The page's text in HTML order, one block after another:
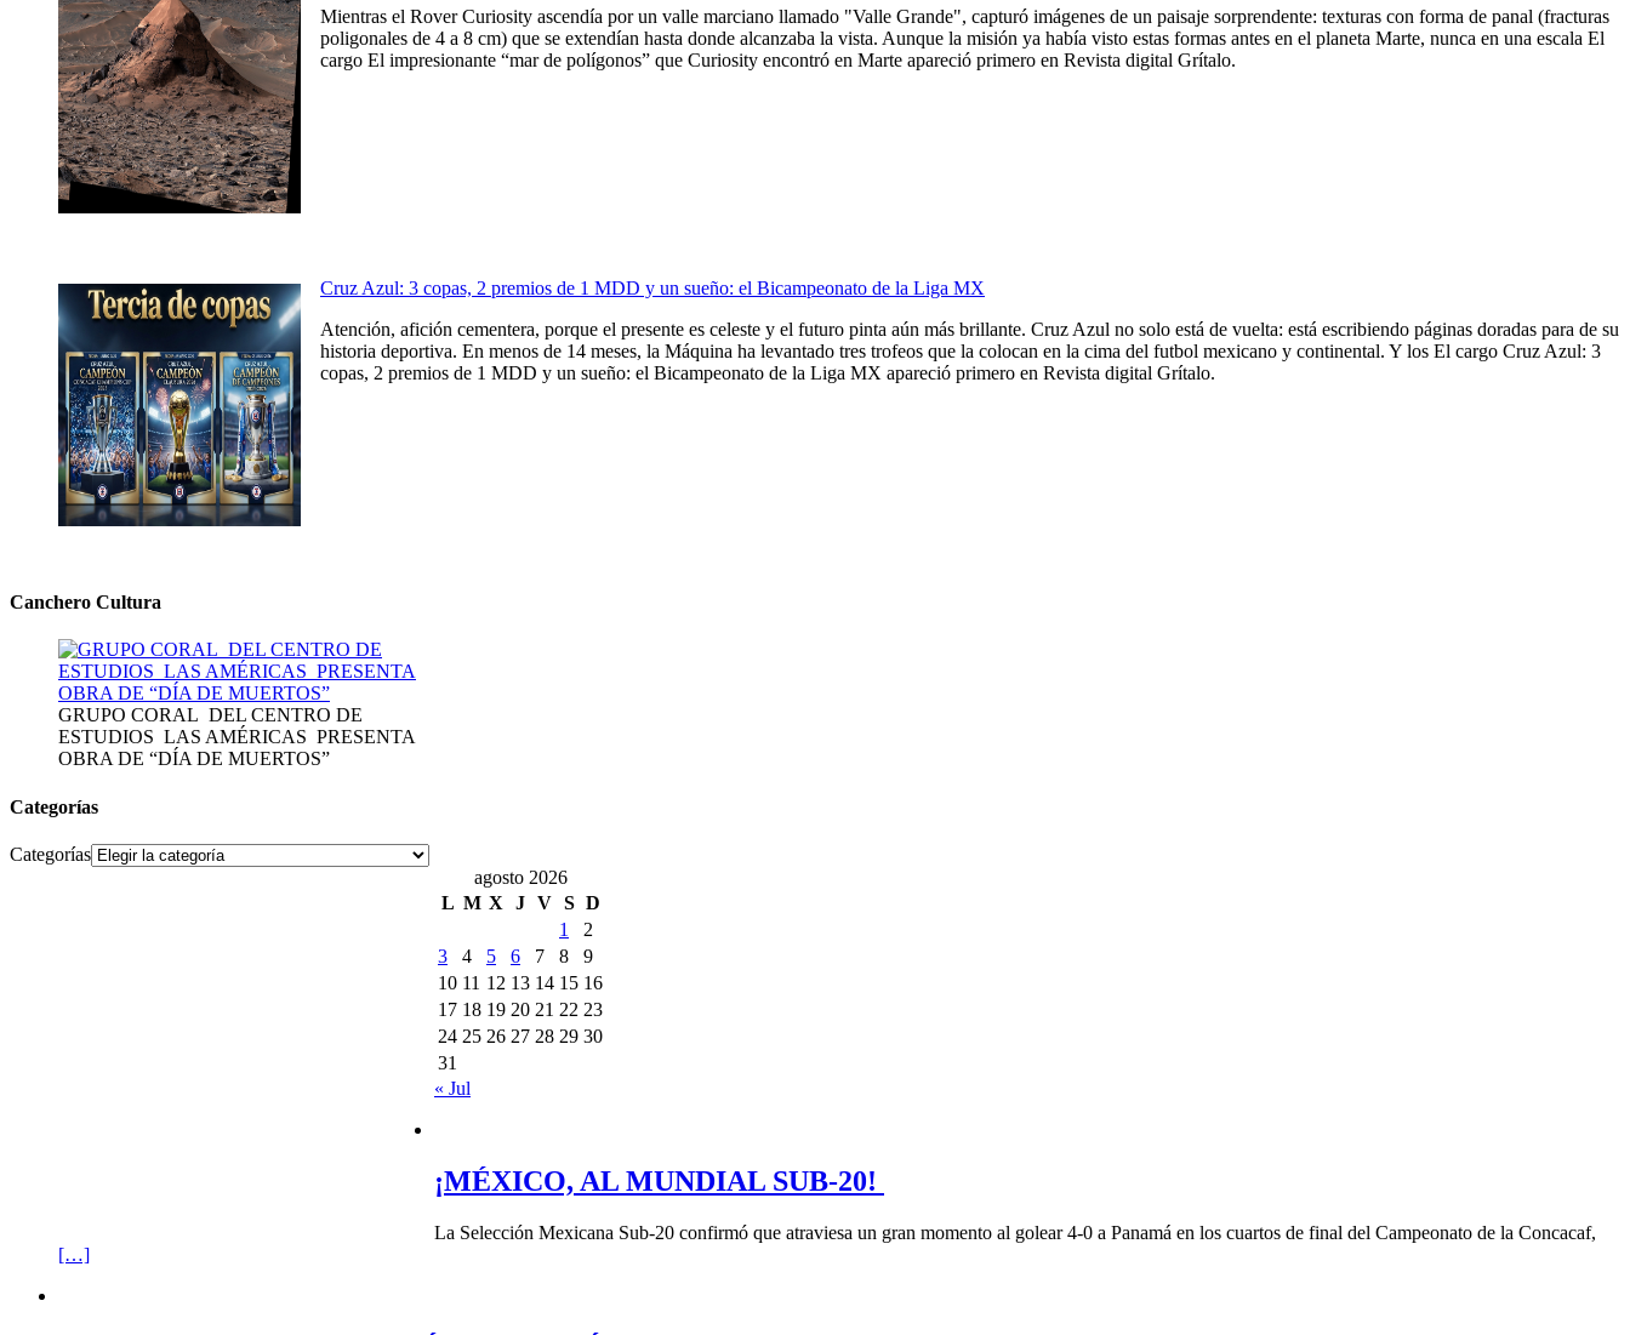
Mientras el Rover Curiosity ascendía por un valle marciano llamado "Valle Grande", capturó imágenes de un paisaje sorprendente: texturas con forma de panal (fracturas
poligonales de 4 a 8 cm) que se extendían hasta donde alcanzaba la vista. Aunque la misión ya había visto estas formas antes en el planeta Marte, nunca en una escala El
cargo El impresionante “mar de polígonos” que Curiosity encontró en Marte apareció primero en Revista digital Grítalo.
Cruz Azul: 3 copas, 2 premios de 1 MDD y un sueño: el Bicampeonato de la Liga MX
Atención, afición cementera, porque el presente es celeste y el futuro pinta aún más brillante. Cruz Azul no solo está de vuelta: está escribiendo páginas doradas para de su
historia deportiva. En menos de 14 meses, la Máquina ha levantado tres trofeos que la colocan en la cima del futbol mexicano y continental. Y los El cargo Cruz Azul: 3
copas, 2 premios de 1 MDD y un sueño: el Bicampeonato de la Liga MX apareció primero en Revista digital Grítalo.
Canchero Cultura
GRUPO CORAL DEL CENTRO DE
ESTUDIOS LAS AMÉRICAS PRESENTA
OBRA DE “DÍA DE MUERTOS”
Categorías
Categorías
agosto 2026
L M X J V S D
1
2
3
4 5 6 7 8
9
10 11 12 13 14 15 16
17 18 19 20 21 22 23
24 25 26 27 28 29 30
31
« Jul
¡MÉXICO, AL MUNDIAL SUB-20!
La Selección Mexicana Sub-20 confirmó que atraviesa un gran momento al golear 4-0 a Panamá en los cuartos de final del Campeonato de la Concacaf,
[…]